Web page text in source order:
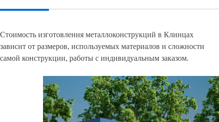
Стоимость изготовления металлоконструкций в Клинцах
зависит от размеров, используемых материалов и сложности
самой конструкции, работы с индивидуальным заказом.